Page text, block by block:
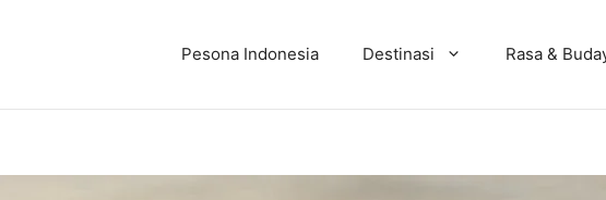
Pesona Indonesia Destinasi Rasa &